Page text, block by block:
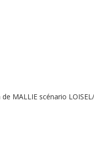
MALLIE scénario